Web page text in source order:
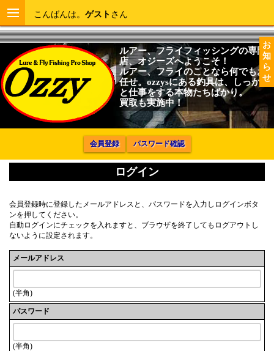
お
知
ら
せ
こんばんは。 ゲスト さん
ルアー、フライフィッシングの専門
店、オジーズへようこそ！
ルアー、フライのことなら何でもお
任せ。ozzysにある釣具は、しっかり
と仕事をする本物たちばかり。
買取も実施中！
会員登録 パスワード確認
ログイン
会員登録時に登録したメールアドレスと、パスワードを入力しログインボタ
ンを押してください。
自動ログインにチェックを入れますと、ブラウザを終了してもログアウトし
ないように設定されます。
メールアドレス
(半角)
パスワード
(半角)